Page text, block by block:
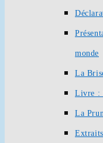
monde
La
Livre :
La